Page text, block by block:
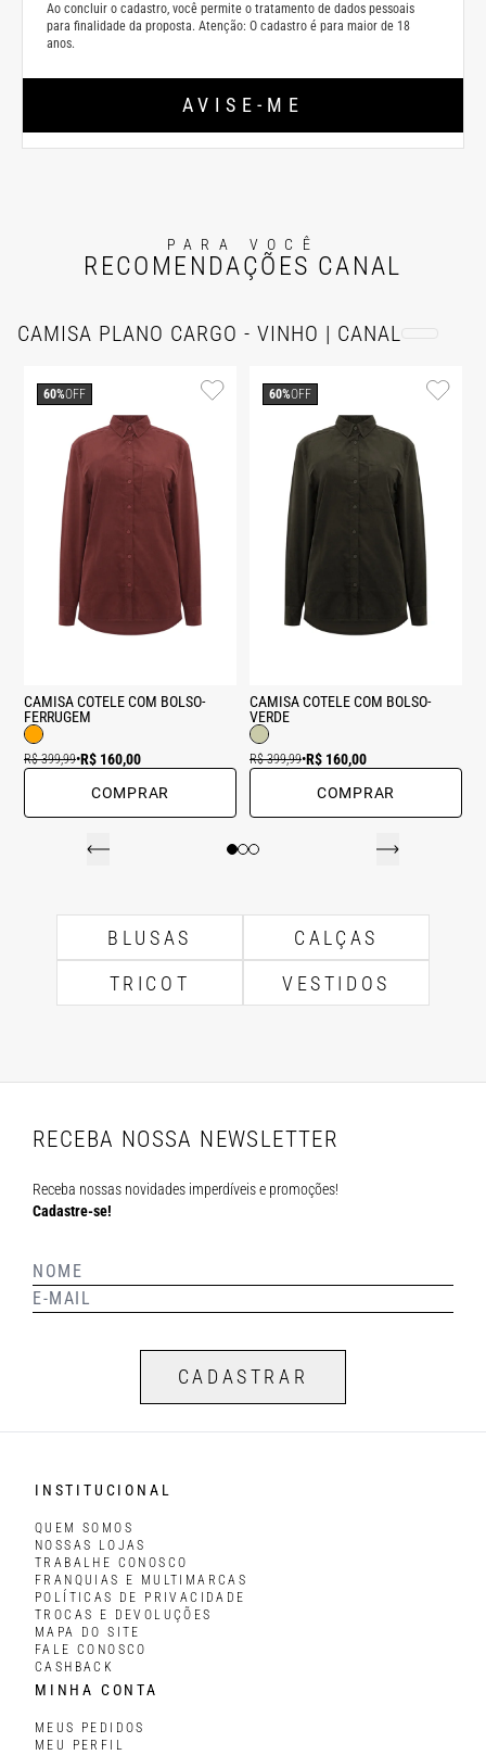
Ao concluir o cadastro, você permite o tratamento de dados pessoais
para finalidade da proposta. Atenção: O cadastro é para maior de 18
anos.
AVISE-ME
PARA VOCÊ
RECOMENDAÇÕES CANAL
CAMISA PLANO CARGO - VINHO | CANAL
CAMISA COTELE COM BOLSO-
FERRUGEM
R$ 399,99•R$ 160,00
60%OFF
COMPRAR
CAMISA COTELE COM BOLSO-
VERDE
R$ 399,99•R$ 160,00
60%OFF
COMPRAR
BLUSAS
CALÇAS
TRICOT
VESTIDOS
RECEBA NOSSA NEWSLETTER
Receba nossas novidades imperdíveis e promoções!
Cadastre-se!
CADASTRAR
INSTITUCIONAL
QUEM SOMOS
NOSSAS LOJAS
TRABALHE CONOSCO
FRANQUIAS E MULTIMARCAS
POLÍTICAS DE PRIVACIDADE
TROCAS E DEVOLUÇÕES
MAPA DO SITE
FALE CONOSCO
CASHBACK
MINHA CONTA
MEUS PEDIDOS
MEU PERFIL